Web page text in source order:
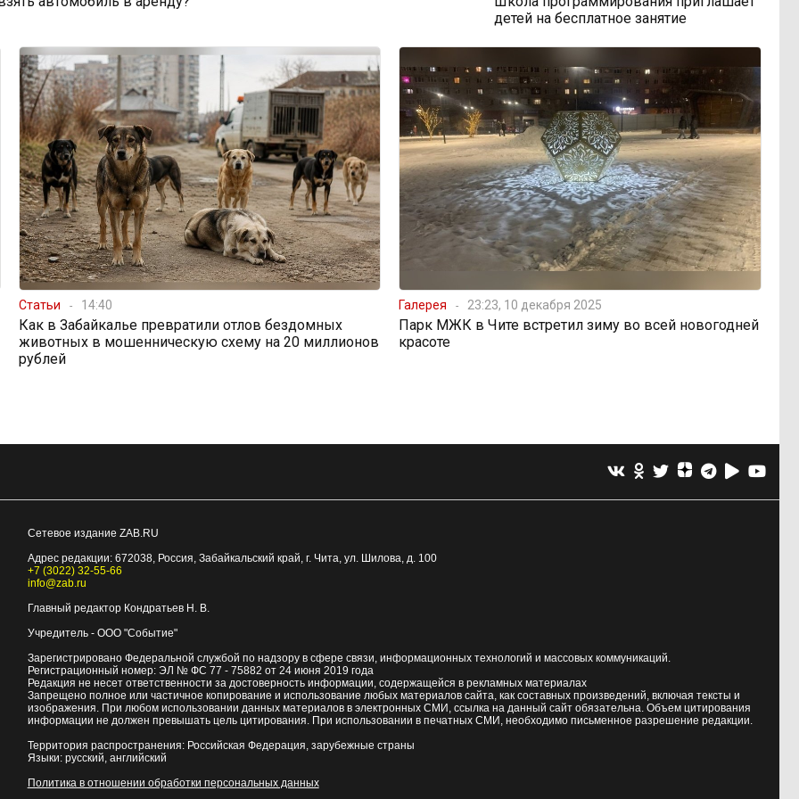
детей на бесплатное занятие
Статьи 14:40
Как в Забайкалье превратили отлов бездомных
животных в мошенническую схему на 20 миллионов
рублей
Галерея 23:23, 10 декабря 2025
Парк МЖК в Чите встретил зиму во всей новогодней
красоте
Сетевое издание ZAB.RU
Адрес редакции: 672038, Россия, Забайкальский край, г. Чита, ул. Шилова, д. 100
+7 (3022) 32-55-66
info@zab.ru
Главный редактор Кондратьев Н. В.
Учредитель - ООО "Событие"
Зарегистрировано Федеральной службой по надзору в сфере связи, информационных технологий и массовых коммуникаций.
Регистрационный номер: ЭЛ № ФС 77 - 75882 от 24 июня 2019 года
Редакция не несет ответственности за достоверность информации, содержащейся в рекламных материалах
Запрещено полное или частичное копирование и использование любых материалов сайта, как составных произведений, включая тексты и
изображения. При любом использовании данных материалов в электронных СМИ, ссылка на данный сайт обязательна. Объем цитирования
информации не должен превышать цель цитирования. При использовании в печатных СМИ, необходимо письменное разрешение редакции.
Территория распространения: Российская Федерация, зарубежные страны
Языки: русский, английский
Политика в отношении обработки персональных данных